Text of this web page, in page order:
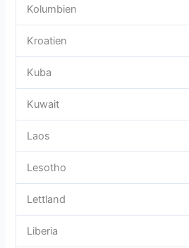
Kolumbien
Kroatien
Kuba
Kuwait
Laos
Lesotho
Lettland
Liberia